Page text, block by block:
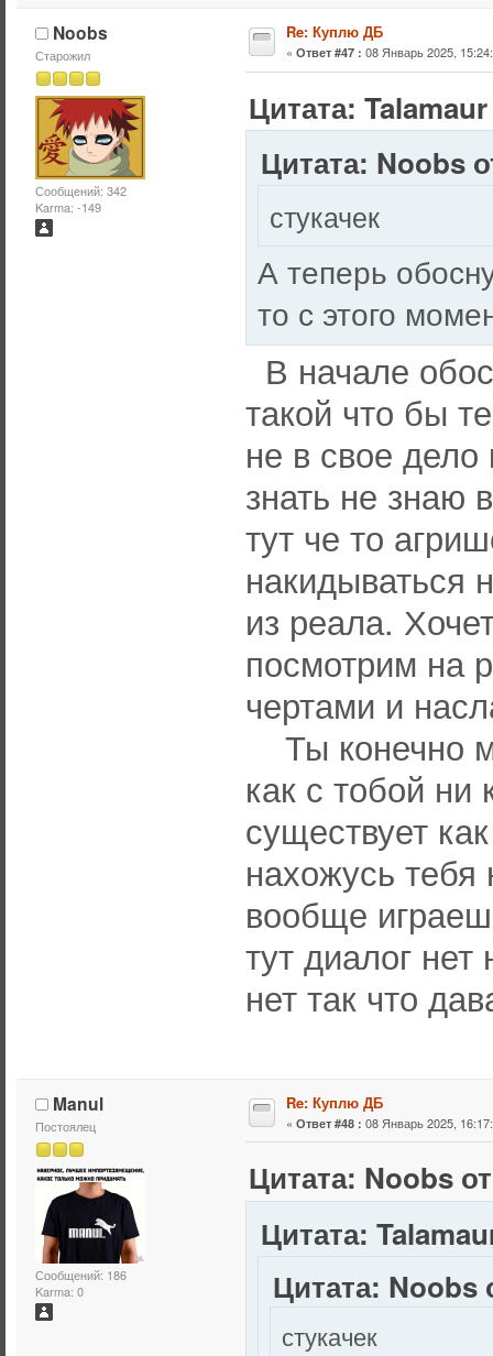
Noobs
Старожил
Сообщений: 342
Karma: -149
Re: Куплю ДБ
« Ответ #47 : 08 Январь 2025,
Цитата:
Цитата: Noobs
стукачек
А теперь
то с этого
В начале
такой что бы
не в свое
знать не знаю
тут че то
накидываться
из реала.
посмотрим на
чертами и
Ты конечно
как с тобой ни
существует
нахожусь
вообще
тут диалог
нет так что
Manul
Постоялец
Сообщений: 186
Karma: 0
Re: Куплю ДБ
« Ответ #48 : 08 Январь 2025,
Цитата: Noobs
Цитата:
Цитата: Noobs
стукачек